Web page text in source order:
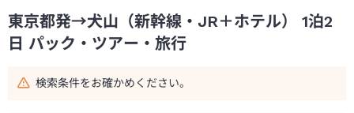
東京都発→犬山（新幹線・JR＋ホテル） 1泊2
日 パック・ツアー・旅行
検索条件をお確かめください。